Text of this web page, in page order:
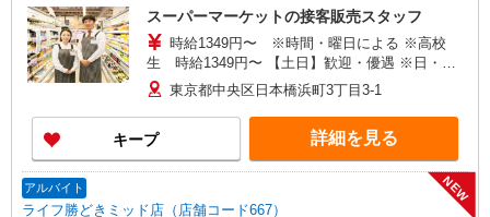
スーパーマーケットの接客販売スタッフ
時給1349円〜 ※時間・曜日による ※高校
生 時給1349円〜 【土日】歓迎・優遇 ※日・
祝 時給＋50円 ※17:00〜21:45 時給＋100円
※22:00以降 基本時給より25％UP
東京都中央区日本橋浜町3丁目3-1
キープ 詳細を見る
アルバイト
ライフ勝どきミッド店（店舗コード667）
NEW